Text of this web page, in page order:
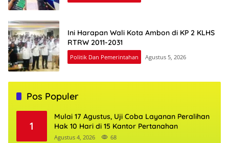
Ini Harapan Wali Kota Ambon di KP 2 KLHS
RTRW 2011-2031
Politik Dan Pemerintahan Agustus 5, 2026
Pos Populer
1
Mulai 17 Agustus, Uji Coba Layanan Peralihan
Hak 10 Hari di 15 Kantor Pertanahan
Agustus 4, 2026 68